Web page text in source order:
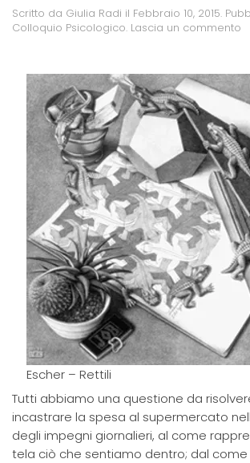
Scritto da Giulia Radi il Febbraio 10, 2015.
Colloquio Psicologico. Lascia un commento
Escher – Rettili
Tutti abbiamo una questione da
incastrare la spesa al supermercato
degli impegni giornalieri, al come
tela ciò che sentiamo dentro; dal